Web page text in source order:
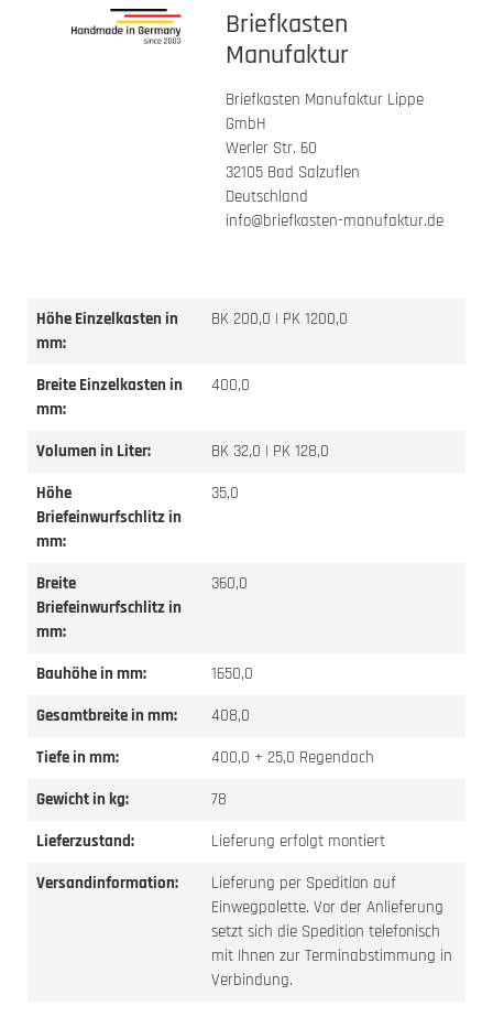
Briefkasten
Manufaktur
Briefkasten Manufaktur Lippe
GmbH
Werler Str. 60
32105 Bad Salzuflen
Deutschland
info@briefkasten-manufaktur.de
Höhe Einzelkasten in
mm:
BK 200,0 | PK 1200,0
Breite Einzelkasten in
mm:
400,0
Volumen in Liter:
BK 32,0 | PK 128,0
Höhe
Briefeinwurfschlitz in
mm:
35,0
Breite
Briefeinwurfschlitz in
mm:
360,0
Bauhöhe in mm:
1650,0
Gesamtbreite in mm:
408,0
Tiefe in mm:
400,0 + 25,0 Regendach
Gewicht in kg:
78
Lieferzustand:
Lieferung erfolgt montiert
Versandinformation:
Lieferung per Spedition auf
Einwegpalette. Vor der Anlieferung
setzt sich die Spedition telefonisch
mit Ihnen zur Terminabstimmung in
Verbindung.